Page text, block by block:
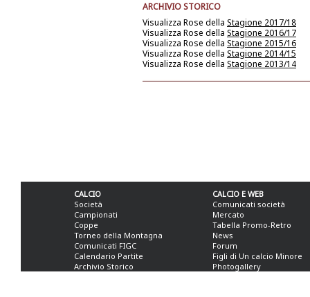
ARCHIVIO STORICO
Visualizza Rose della Stagione 2017/18
Visualizza Rose della Stagione 2016/17
Visualizza Rose della Stagione 2015/16
Visualizza Rose della Stagione 2014/15
Visualizza Rose della Stagione 2013/14
CALCIO
Società
Campionati
Coppe
Torneo della Montagna
Comunicati FIGC
Calendario Partite
Archivio Storico
CALCIO E WEB
Comunicati società
Mercato
Tabella Promo-Retro
News
Forum
Figli di Un calcio Minore
Photogallery